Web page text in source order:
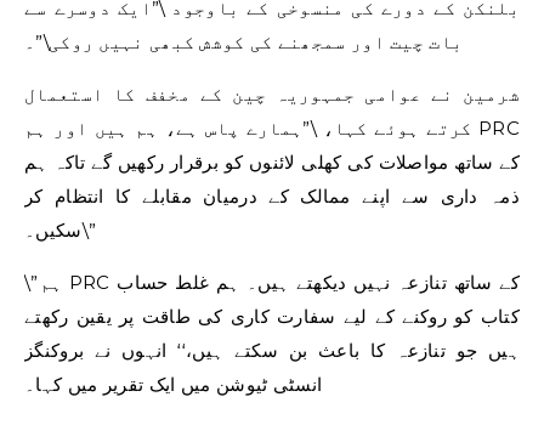
بلنکن کے دورے کی منسوخی کے باوجود \”ایک دوسرے سے
بات چیت اور سمجھنے کی کوشش کبھی نہیں روکی\”۔
شرمین نے عوامی جمہوریہ چین کے مخفف کا استعمال
کرتے ہوئے کہا، \”ہمارے پاس ہے، ہم ہیں اور ہم PRC
کے ساتھ مواصلات کی کھلی لائنوں کو برقرار رکھیں گے تاکہ ہم
ذمہ داری سے اپنے ممالک کے درمیان مقابلے کا انتظام کر
سکیں۔\”
\”ہم PRC کے ساتھ تنازعہ نہیں دیکھتے ہیں۔ ہم غلط حساب
کتاب کو روکنے کے لیے سفارت کاری کی طاقت پر یقین رکھتے
ہیں جو تنازعہ کا باعث بن سکتے ہیں،‘‘ انہوں نے بروکنگز
انسٹی ٹیوشن میں ایک تقریر میں کہا۔